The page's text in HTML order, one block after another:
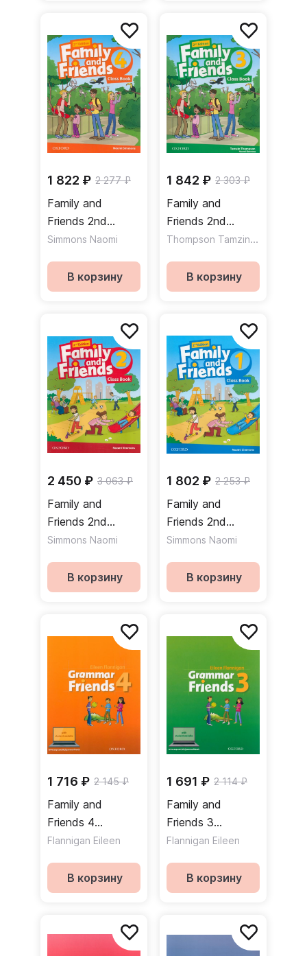
1 822 ₽ 2 277 ₽
Family and
Friends 2nd
Edition 4 Class
Simmons Naomi
В корзину
1 842 ₽ 2 303 ₽
Family and
Friends 2nd
Edition 3 Class
Thompson Tamzin
,Simmons
В корзину
2 450 ₽ 3 063 ₽
Family and
Friends 2nd
Edition 2 Class
Simmons Naomi
В корзину
1 802 ₽ 2 253 ₽
Family and
Friends 2nd
Edition 1 Class
Simmons Naomi
В корзину
1 716 ₽ 2 145 ₽
Family and
Friends 4
Grammar Friends
Грамматика
Flannigan Eileen
В корзину
1 691 ₽ 2 114 ₽
Family and
Friends 3
Grammar Friends
Грамматика
Flannigan Eileen
В корзину